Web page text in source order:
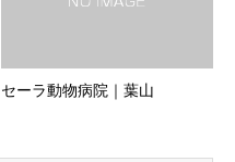
セーラ動物病院｜葉山